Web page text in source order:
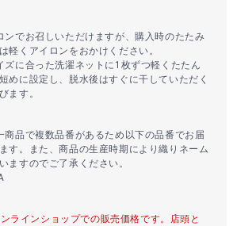
ンでお召しいただけますが、購入時のたたみ
軽くアイロンをおかけください。
ズに合った洗濯ネットに1枚ずつ軽くたたん
めに設定し、脱水後はすぐに干していただく
ます。
商品で複数品番があるため以下の品番でお届
す。また、商品の生産時期により織りネーム
ますのでご了承ください。
ラインショップでの販売価格です。店頭と